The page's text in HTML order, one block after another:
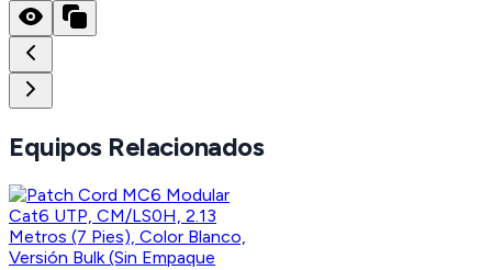
Equipos Relacionados